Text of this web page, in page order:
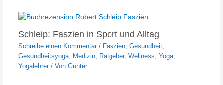
Schleip: Faszien in Sport und Alltag
Schreibe einen Kommentar / Faszien, Gesundheit,
Gesundheitsyoga, Medizin, Ratgeber, Wellness, Yoga,
Yogalehrer/ Von Günter